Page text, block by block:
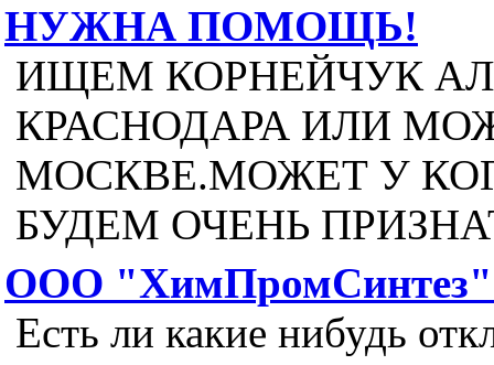
НУЖНА ПОМОЩЬ!
ИЩЕМ КОРНЕЙЧУК
КРАСНОДАРА ИЛИ
МОСКВЕ.МОЖЕТ У
БУДЕМ ОЧЕНЬ
ООО "ХимПромСинтез"
Есть ли какие нибудь